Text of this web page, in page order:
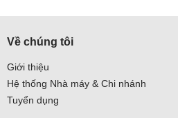
Về chúng tôi
Giới thiệu
Hệ thống Nhà máy & Chi nhánh
Tuyển dụng